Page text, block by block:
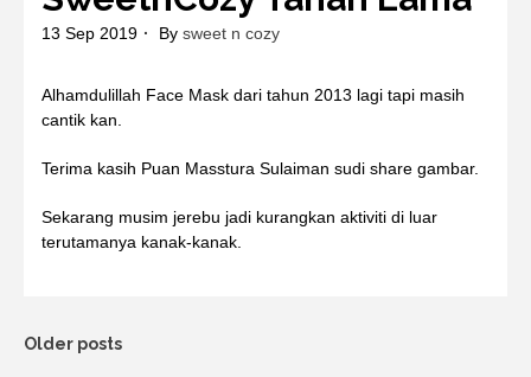
13 Sep 2019 By sweet n cozy
Alhamdulillah Face Mask dari tahun 2013 lagi tapi masih
cantik kan.
Terima kasih Puan Masstura Sulaiman sudi share gambar.
Sekarang musim jerebu jadi kurangkan aktiviti di luar
terutamanya kanak-kanak.
Posts
Older posts